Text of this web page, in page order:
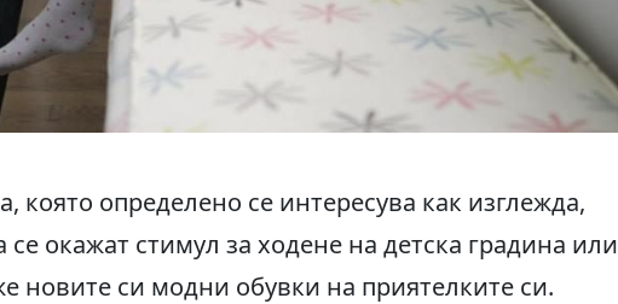
която определено се интересува как изглежда,
окажат стимул за ходене на детска градина или
новите си модни обувки на приятелките си.